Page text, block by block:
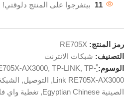
11 بيتفرجوا على المنتج دلوقتي!
رمز المنتج: RE705X
التصنيف: شبكات الانترنت
الوسوم:
AX3000, TP-LINK, TP-
Link RE705X-AX3000
, التوصيل,
الصينية Egyptian Chinese
, تغطية واي